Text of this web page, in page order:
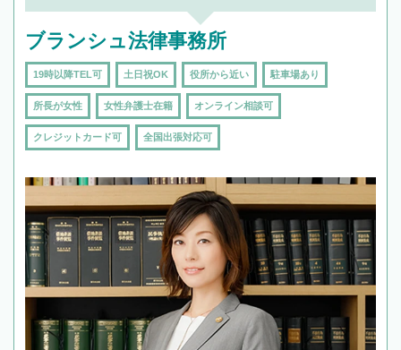
ブランシュ法律事務所
19時以降TEL可 土日祝OK 役所から近い 駐車場あり
所長が女性 女性弁護士在籍 オンライン相談可
クレジットカード可 全国出張対応可